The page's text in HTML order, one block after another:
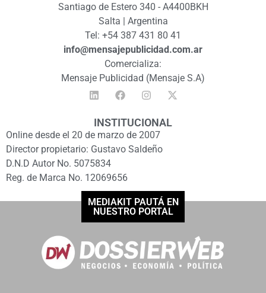
Santiago de Estero 340 - A4400BKH
Salta | Argentina
Tel: +54 387 431 80 41
info@mensajepublicidad.com.ar
Comercializa:
Mensaje Publicidad (Mensaje S.A)
INSTITUCIONAL
Online desde el 20 de marzo de 2007
Director propietario: Gustavo Saldeño
D.N.D Autor No. 5075834
Reg. de Marca No. 12069656
MEDIAKIT PAUTÁ EN
NUESTRO PORTAL